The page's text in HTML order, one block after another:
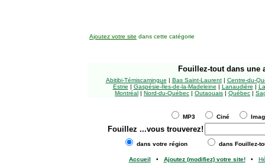
Ajoutez votre site dans cette catégorie
Fouillez-tout dans une
Abitibi-Témiscamingue | Bas Saint-Laurent| Centre-du-
Estrie | Gaspésie-Îles-de-la-Madeleine | Lanaudière |
Montréal | Nord-du-Québec | Outaouais | Québec |
MP3 Ciné
Fouillez ...vous trouverez!
dans votre région dans Fouillez-
Accueil • Ajoutez (modifiez) votre site!•